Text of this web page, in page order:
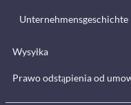
Unternehmensgeschichte
Wysyłka
Prawo odstąpienia od